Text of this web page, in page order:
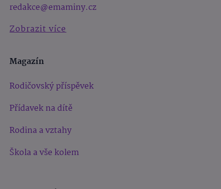
redakce@emaminy.cz
Zobrazit více
Magazín
Rodičovský příspěvek
Přídavek na dítě
Rodina a vztahy
Škola a vše kolem